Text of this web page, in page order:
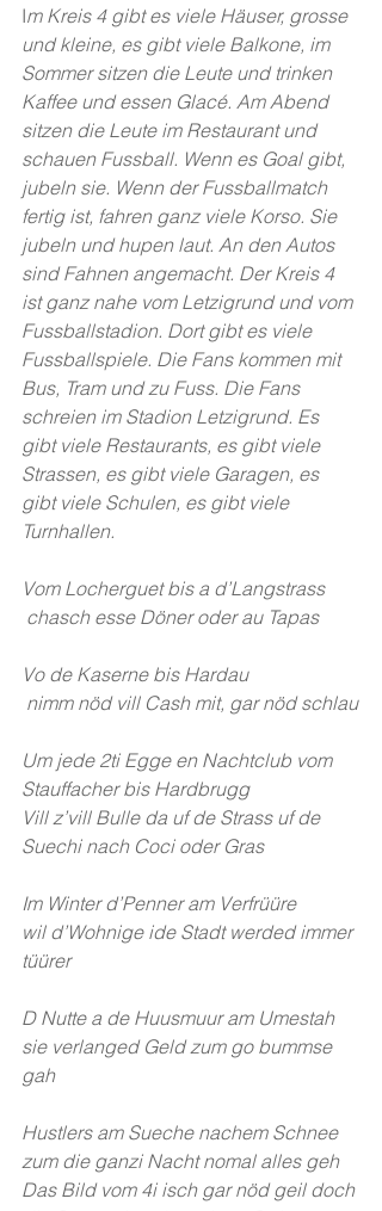
Im Kreis 4 gibt es viele Häuser, grosse
und kleine, es gibt viele Balkone, im
Sommer sitzen die Leute und trinken
Kaffee und essen Glacé. Am Abend
sitzen die Leute im Restaurant und
schauen Fussball. Wenn es Goal gibt,
jubeln sie. Wenn der Fussballmatch
fertig ist, fahren ganz viele Korso. Sie
jubeln und hupen laut. An den Autos
sind Fahnen angemacht. Der Kreis 4
ist ganz nahe vom Letzigrund und vom
Fussballstadion. Dort gibt es viele
Fussballspiele. Die Fans kommen mit
Bus, Tram und zu Fuss. Die Fans
schreien im Stadion Letzigrund. Es
gibt viele Restaurants, es gibt viele
Strassen, es gibt viele Garagen, es
gibt viele Schulen, es gibt viele
Turnhallen.
Vom Locherguet bis a d’Langstrass
chasch esse Döner oder au Tapas
Vo de Kaserne bis Hardau
nimm nöd vill Cash mit, gar nöd schlau
Um jede 2ti Egge en Nachtclub vom
Stauffacher bis Hardbrugg
Vill z’vill Bulle da uf de Strass uf de
Suechi nach Coci oder Gras
Im Winter d’Penner am Verfrüüre
wil d’Wohnige ide Stadt werded immer
tüürer
D Nutte a de Huusmuur am Umestah
sie verlanged Geld zum go bummse
gah
Hustlers am Sueche nachem Schnee
zum die ganzi Nacht nomal alles geh
Das Bild vom 4i isch gar nöd geil doch